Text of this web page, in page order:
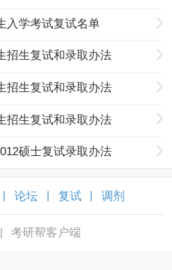
入学考试复试名单
招生复试和录取办法
招生复试和录取办法
招生复试和录取办法
硕士复试录取办法
论坛 复试 调剂
考研帮客户端